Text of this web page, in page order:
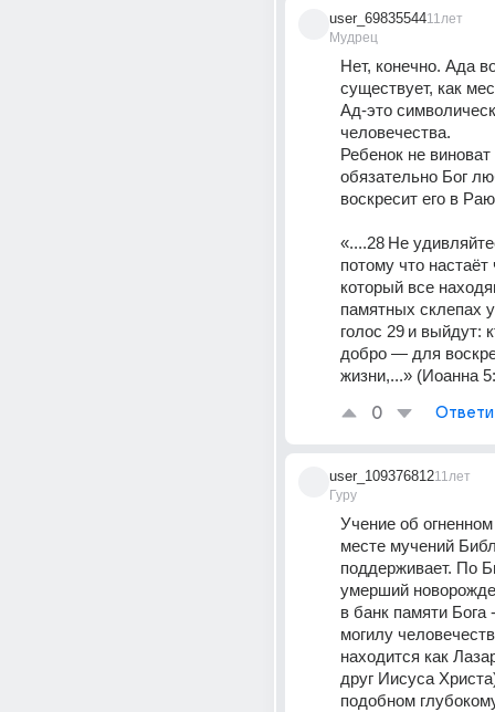
user_69835544
Мудрец
11лет
Нет, конечно. Ада
существует, как
Ад-это
человечества.
Ребенок не виноват
обязательно Бог
воскресит его в
«....28 Не
потому что настаёт
который все
памятных склепах
голос 29 и выйдут:
добро — для
жизни,...» (Иоанна
0
user_109376812
Гуру
11лет
Учение об
месте мучений
поддерживает. По
умерший
в банк памяти
могилу
находится как
друг Иисуса
подобном